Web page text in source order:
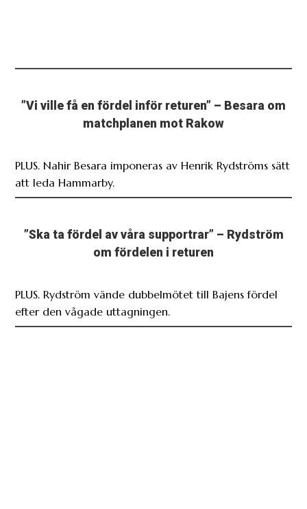
”Vi ville få en fördel inför returen” – Besara om
matchplanen mot Rakow
PLUS. Nahir Besara imponeras av Henrik Rydströms sätt
att leda Hammarby.
”Ska ta fördel av våra supportrar” – Rydström
om fördelen i returen
PLUS. Rydström vände dubbelmötet till Bajens fördel
efter den vågade uttagningen.